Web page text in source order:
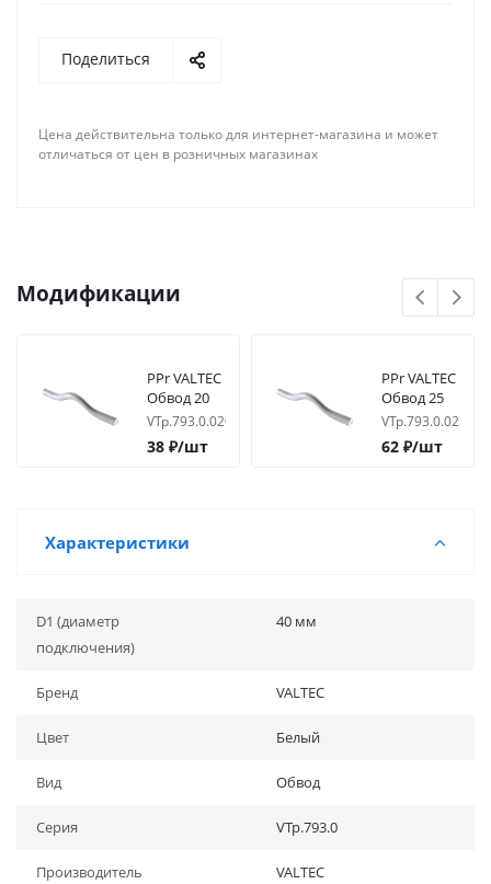
Поделиться
Цена действительна только для интернет-магазина и может
отличаться от цен в розничных магазинах
Модификации
PPr VALTEC
Обвод 20
VTp.793.0.020
38 ₽/шт
PPr VALTEC
Обвод 25
VTp.793.0.025
62 ₽/шт
Характеристики
D1 (диаметр
подключения)
40 мм
Бренд VALTEC
Цвет Белый
Вид Обвод
Серия VTp.793.0
Производитель VALTEC